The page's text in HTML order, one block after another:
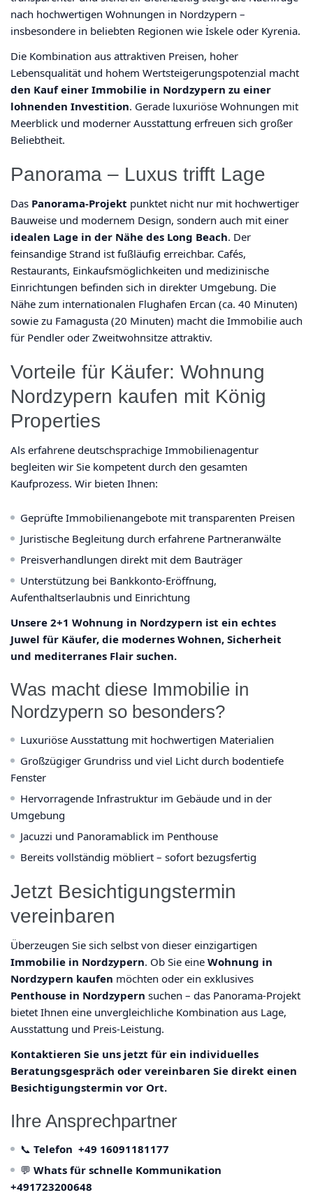
nach hochwertigen Wohnungen in Nordzypern –
insbesondere in beliebten Regionen wie İskele oder Kyrenia.
Die Kombination aus attraktiven Preisen, hoher
Lebensqualität und hohem Wertsteigerungspotenzial macht
den Kauf einer Immobilie in Nordzypern zu einer
lohnenden Investition. Gerade luxuriöse Wohnungen mit
Meerblick und moderner Ausstattung erfreuen sich großer
Beliebtheit.
Panorama – Luxus trifft Lage
Das Panorama-Projekt punktet nicht nur mit hochwertiger
Bauweise und modernem Design, sondern auch mit einer
idealen Lage in der Nähe des Long Beach. Der
feinsandige Strand ist fußläufig erreichbar. Cafés,
Restaurants, Einkaufsmöglichkeiten und medizinische
Einrichtungen befinden sich in direkter Umgebung. Die
Nähe zum internationalen Flughafen Ercan (ca. 40 Minuten)
sowie zu Famagusta (20 Minuten) macht die Immobilie auch
für Pendler oder Zweitwohnsitze attraktiv.
Vorteile für Käufer: Wohnung
Nordzypern kaufen mit König
Properties
Als erfahrene deutschsprachige Immobilienagentur
begleiten wir Sie kompetent durch den gesamten
Kaufprozess. Wir bieten Ihnen:
Geprüfte Immobilienangebote mit transparenten Preisen
Juristische Begleitung durch erfahrene Partneranwälte
Preisverhandlungen direkt mit dem Bauträger
Unterstützung bei Bankkonto-Eröffnung,
Aufenthaltserlaubnis und Einrichtung
Unsere 2+1 Wohnung in Nordzypern ist ein echtes
Juwel für Käufer, die modernes Wohnen, Sicherheit
und mediterranes Flair suchen.
Was macht diese Immobilie in
Nordzypern so besonders?
Luxuriöse Ausstattung mit hochwertigen Materialien
Großzügiger Grundriss und viel Licht durch bodentiefe
Fenster
Hervorragende Infrastruktur im Gebäude und in der
Umgebung
Jacuzzi und Panoramablick im Penthouse
Bereits vollständig möbliert – sofort bezugsfertig
Jetzt Besichtigungstermin
vereinbaren
Überzeugen Sie sich selbst von dieser einzigartigen
Immobilie in Nordzypern. Ob Sie eine Wohnung in
Nordzypern kaufen möchten oder ein exklusives
Penthouse in Nordzypern suchen – das Panorama-Projekt
bietet Ihnen eine unvergleichliche Kombination aus Lage,
Ausstattung und Preis-Leistung.
Kontaktieren Sie uns jetzt für ein individuelles
Beratungsgespräch oder vereinbaren Sie direkt einen
Besichtigungstermin vor Ort.
Ihre Ansprechpartner
📞 Telefon +49 16091181177
💬 Whats für schnelle Kommunikation
+491723200648